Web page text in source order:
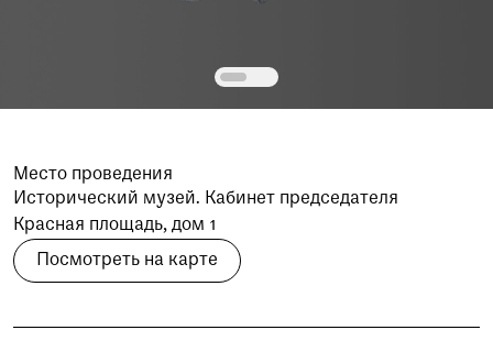
Опрос о качестве работы музея
Место проведения
Исторический музей. Кабинет председателя
Красная площадь, дом 1
Посмотреть на карте